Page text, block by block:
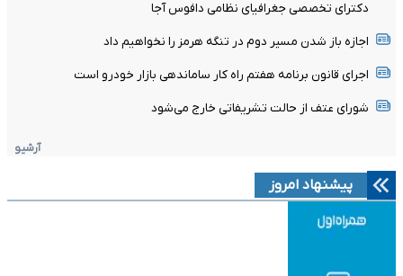
دکترای تخصصی جغرافیای نظامی دافوس آجا
اجازه باز شدن مسیر دوم در تنگه هرمز را نخواهیم داد
اجرای قانون برنامه هفتم راه کار ساماندهی بازار خودرو است
شورای عتف از حالت تشریفاتی خارج می‌شود
آرشیو
پیشنهاد امروز